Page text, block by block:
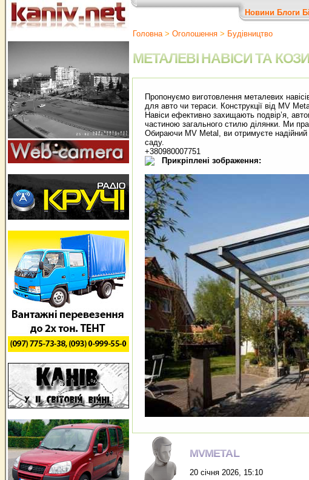
Новини Блоги
Головна> Оголошення > Будівництво
МЕТАЛЕВІ НАВІСИ ТА
Пропонуємо виготовлення металевих
для авто чи тераси. Конструкції від MV
Навіси ефективно захищають подвір’я,
частиною загального стилю ділянки. Ми
Обираючи MV Metal, ви отримуєте надійний
саду.
+380980007751
Прикріплені зображення:
MVMETAL
20 січня 2026, 15:10